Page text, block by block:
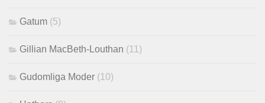
Gatum (5)
Gillian MacBeth-Louthan (11)
Gudomliga Moder (10)